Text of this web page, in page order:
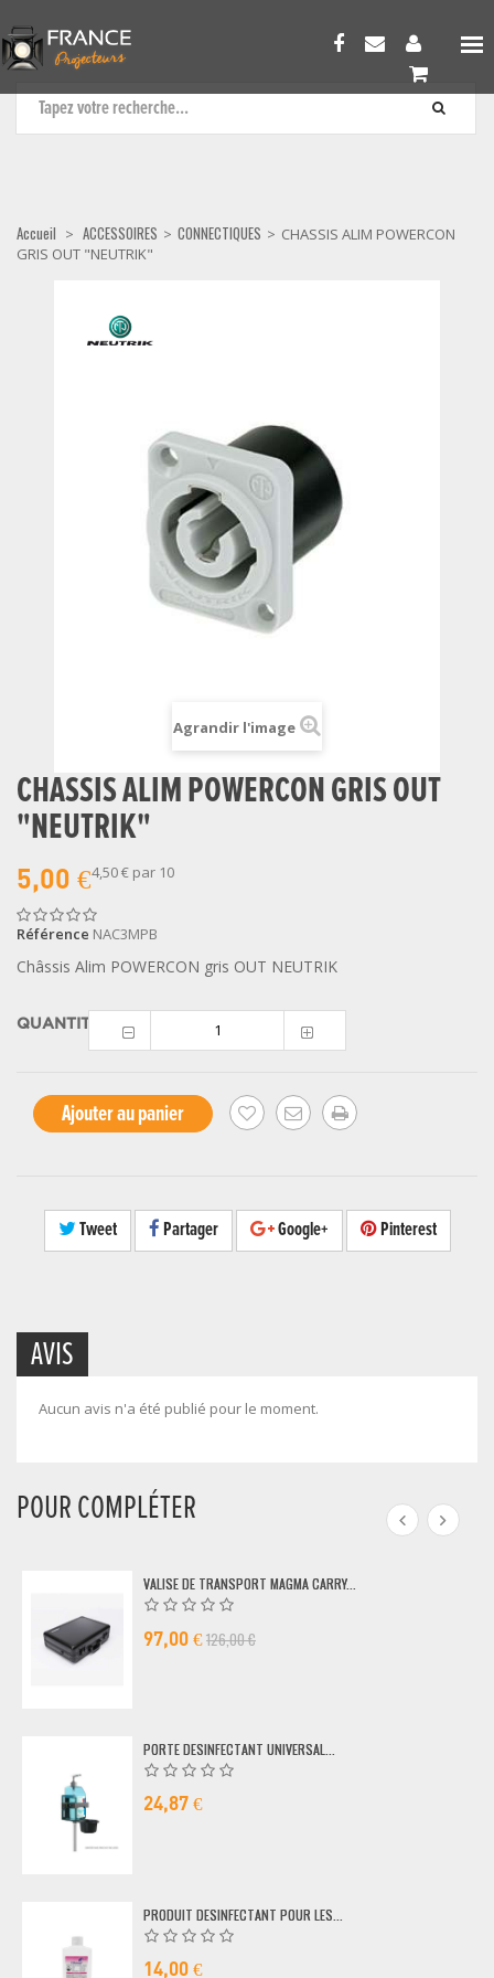
CONNECTIQUES
Accueil > ACCESSOIRES > CONNECTIQUES > CHASSIS ALIM POWERCON
GRIS OUT "NEUTRIK"
Agrandir l'image
CHASSIS ALIM POWERCON GRIS OUT
"NEUTRIK"
5,00 €4,50 € par 10
Référence NAC3MPB
Châssis Alim POWERCON gris OUT NEUTRIK
QUANTITÉ
Ajouter au panier
Tweet Partager Google+ Pinterest
AVIS
Aucun avis n'a été publié pour le moment.
POUR COMPLÉTER
VALISE DE TRANSPORT MAGMA CARRY...
97,00 €126,00 €
PORTE DESINFECTANT UNIVERSAL...
24,87 €
PRODUIT DESINFECTANT POUR LES...
14,00 €